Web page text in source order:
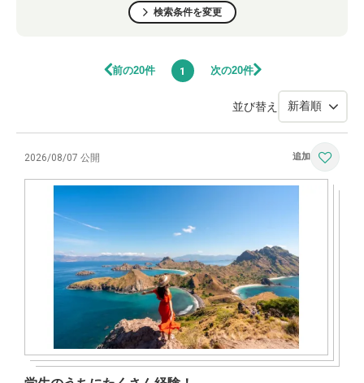
検索条件を変更
前の20件 1 次の20件
並び替え
2026/08/07 公開